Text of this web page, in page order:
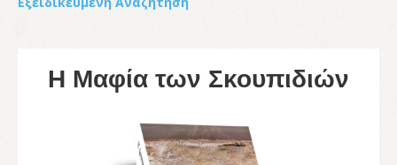
Η Μαφία των Σκουπιδιών